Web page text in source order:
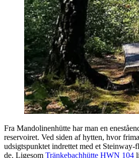
Fra Man­do­li­nen­hüt­te har man en
reser­voi­ret. Ved siden af hyt­ten, hvor
udsigts­punk­tet ind­ret­tet med et
de. Lige­som Trän­ke­ba­chhüt­te HWN 104